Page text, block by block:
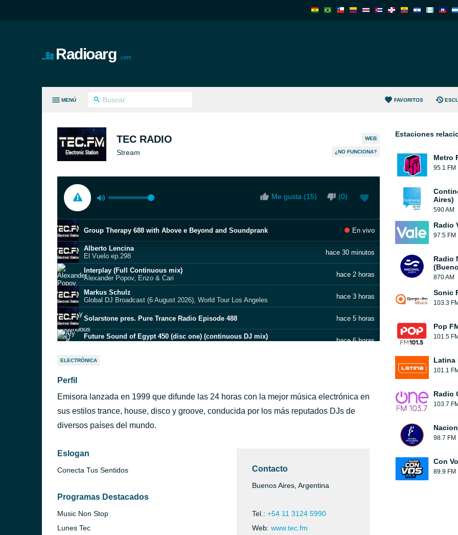
Radioarg .com
MENÚ FAVORITOS
TEC RADIO
Stream
WEB
¿NO FUNCIONA?
Me gusta (15) (0)
Group Therapy 688 with Above e Beyond and Soundprank En vivo
Alberto Lencina
El Vuelo ep.298
hace 30 minutos
Interplay (Full Continuous mix)
Alexander Popov, Enzo & Cari
hace 2 horas
Markus Schulz
Global DJ Broadcast (6 August 2026), World Tour Los Angeles
hace 3 horas
Solarstone pres. Pure Trance Radio Episode 488 hace 5 horas
Future Sound of Egypt 450 (disc one) (continuous DJ mix)
hace 6 horas
Paul Van Dyk
Episode 99
hace 11 horas
BB Podcast
Episode 100
ELECTRÓNICA
Perfil
Emisora lanzada en 1999 que difunde las 24 horas con la mejor música electrónica en
sus estilos trance, house, disco y groove, conducida por los más reputados DJs de
diversos países del mundo.
Eslogan
Conecta Tus Sentidos
Programas Destacados
Music Non Stop
Lunes Tec
Contacto
Buenos Aires, Argentina
Tel.: +54 11 3124 5990
Web: www.tec.fm
Estaciones
Metro
95.1 FM
Aires)
590 AM
Radio
97.5 FM
Radio
870 AM
Sonic
103.3 FM
Pop
101.5 FM
Latina
101.1 FM
Radio
103.7 FM
98.7 FM
Con
89.9 FM